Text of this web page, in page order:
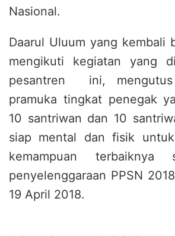
Nasional.
Daarul Uluum yang kembali
mengikuti kegiatan yang
pesantren ini,
pramuka tingkat penegak
10 santriwan dan 10
siap mental dan fisik
kemampuan terbaiknya
penyelenggaraan PPSN
19 April 2018.